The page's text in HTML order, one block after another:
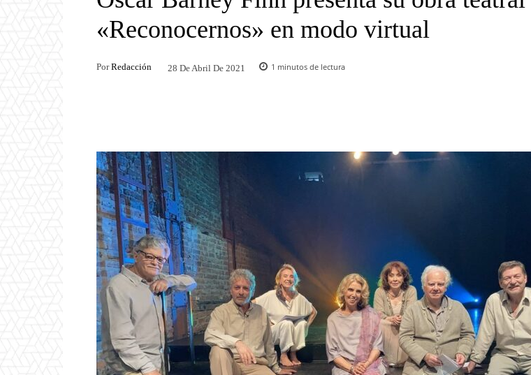
«Reconocernos» en modo virtual
Por Redacción 28 De Abril De 2021 1 minutos de lectura